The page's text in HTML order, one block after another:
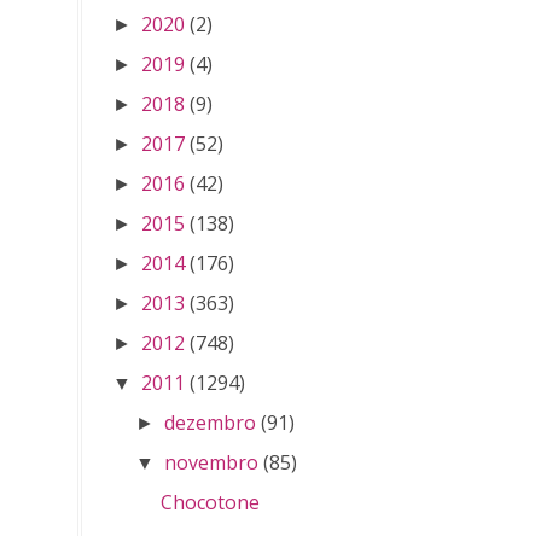
► 2020 (2)
► 2019 (4)
► 2018 (9)
► 2017(52)
► 2016 (42)
► 2015 (138)
► 2014(176)
► 2013 (363)
► 2012 (748)
▼ 2011 (1294)
►dezembro (91)
▼ novembro (85)
Chocotone